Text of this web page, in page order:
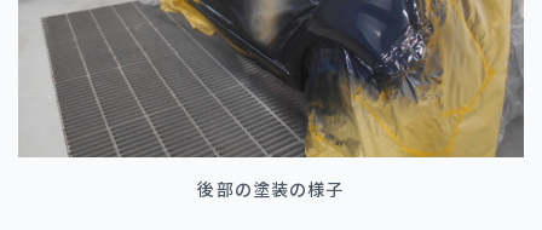
後部の塗装の様子